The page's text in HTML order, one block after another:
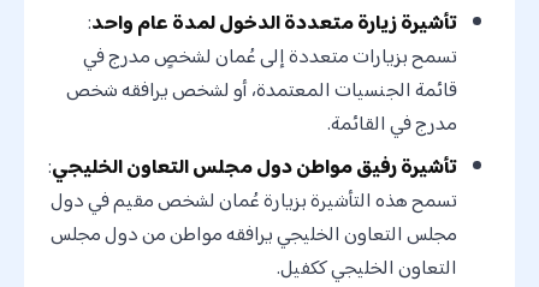
تأشيرة زيارة متعددة الدخول لمدة عام واحد:
تسمح بزيارات متعددة إلى عُمان لشخصٍ مدرج في
قائمة الجنسيات المعتمدة، أو لشخص يرافقه شخص
مدرج في القائمة.
تأشيرة رفيق مواطن دول مجلس التعاون الخليجي:
تسمح هذه التأشيرة بزيارة عُمان لشخص مقيم في دول
مجلس التعاون الخليجي يرافقه مواطن من دول مجلس
التعاون الخليجي ككفيل.